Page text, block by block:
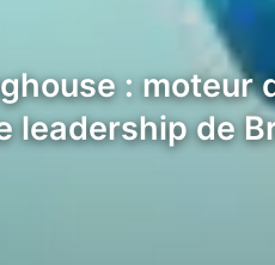
: moteur
leadership de